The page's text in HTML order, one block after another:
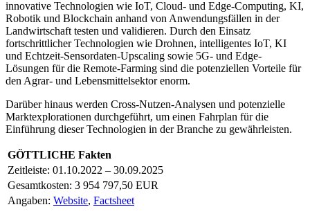
innovative Technologien wie IoT, Cloud- und Edge-Computing, KI,
Robotik und Blockchain anhand von Anwendungsfällen in der
Landwirtschaft testen und validieren. Durch den Einsatz
fortschrittlicher Technologien wie Drohnen, intelligentes IoT, KI
und Echtzeit-Sensordaten-Upscaling sowie 5G- und Edge-
Lösungen für die Remote-Farming sind die potenziellen Vorteile für
den Agrar- und Lebensmittelsektor enorm.
Darüber hinaus werden Cross-Nutzen-Analysen und potenzielle
Marktexplorationen durchgeführt, um einen Fahrplan für die
Einführung dieser Technologien in der Branche zu gewährleisten.
GÖTTLICHE Fakten
Zeitleiste: 01.10.2022 – 30.09.2025
Gesamtkosten: 3 954 797,50 EUR
Angaben: Website, Factsheet